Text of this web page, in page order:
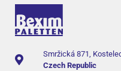
Smržická 871,
Czech Republic